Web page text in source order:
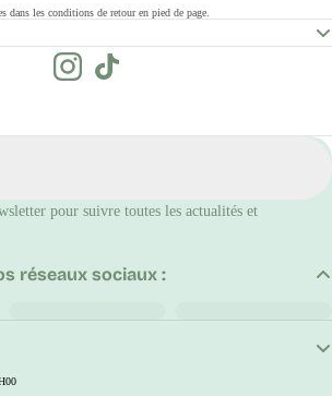
dans les conditions de retour en pied de page.
pour suivre toutes les actualités et
réseaux sociaux :